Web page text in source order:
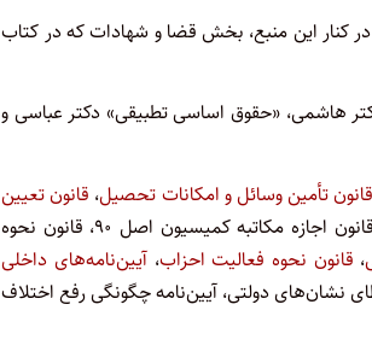
کنار این منبع، بخش قضا و شهادات که در کتاب
هاشمی، «حقوق اساسی تطبیقی» دکتر عباسی و
قانون تأمین وسائل و امکانات تحصیل، قانون تعیین
، قانون نحوه اجرای اصل ۹۰، قانون اجازه مکاتبه کمیسیون اصل ۹۰، قانون نحوه
، قانون نحوه فعالیت احزاب، آیین‌نامه‌های داخلی
دولتی، آیین‌نامه چگونگی رفع اختلاف